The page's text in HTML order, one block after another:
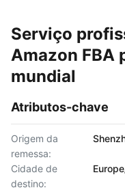
Serviço
Amazon FBA
mundial
Atributos-chave
Origem da
remessa:
Cidade de
destino: